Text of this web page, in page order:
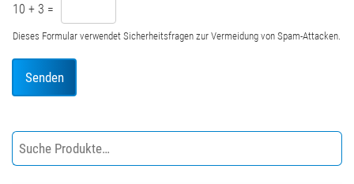
10 + 3 =
Dieses Formular verwendet Sicherheitsfragen zur Vermeidung von Spam-Attacken.
Senden